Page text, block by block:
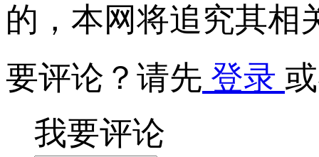
的，本网将追究其相
要评论？请先 登录
我要评论